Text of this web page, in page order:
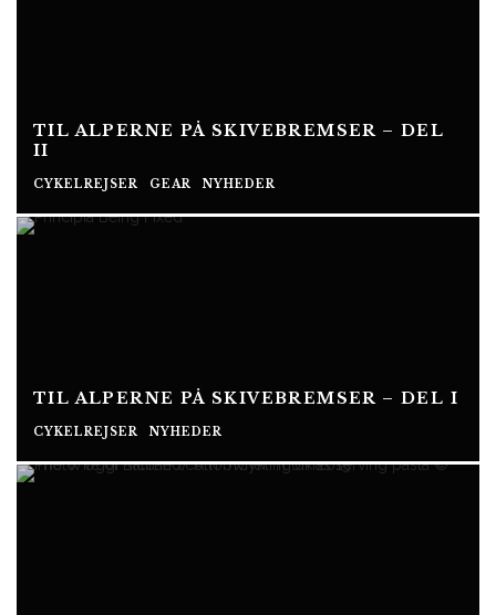
TIL ALPERNE PÅ SKIVEBREMSER – DEL
II
CYKELREJSER GEAR NYHEDER
TIL ALPERNE PÅ SKIVEBREMSER – DEL I
CYKELREJSER NYHEDER